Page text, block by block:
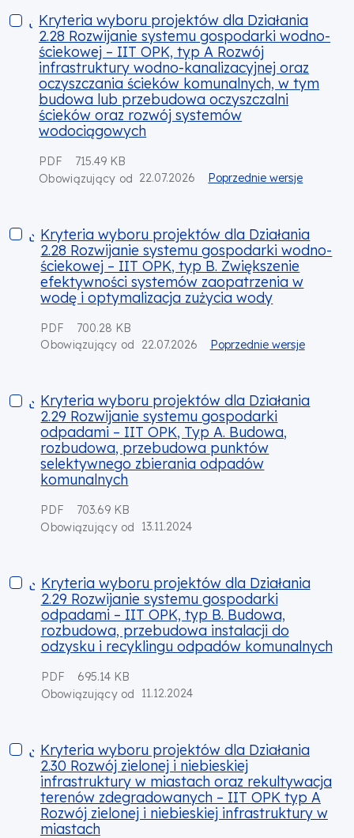
Kryteria wyboru projektów dla Działania 2.28 Rozwijanie
Kryteria wyboru projektów dla Działania
2.28 Rozwijanie systemu gospodarki wodno-
ściekowej – IIT OPK, typ A Rozwój
infrastruktury wodno-kanalizacyjnej oraz
oczyszczania ścieków komunalnych, w tym
budowa lub przebudowa oczyszczalni
ścieków oraz rozwój systemów
wodociągowych
PDF
715.49 KB
Obowiązujący od 22.07.2026 Poprzednie wersje
Kryteria wyboru projektów dla Działania 2.28 Rozwijanie
Kryteria wyboru projektów dla Działania
2.28 Rozwijanie systemu gospodarki wodno-
ściekowej – IIT OPK, typ B. Zwiększenie
efektywności systemów zaopatrzenia w
wodę i optymalizacja zużycia wody
PDF
700.28 KB
Obowiązujący od
22.07.2026 Poprzednie wersje
Kryteria wyboru projektów dla Działania 2.29 Rozwijanie
Kryteria wyboru projektów dla Działania
2.29 Rozwijanie systemu gospodarki
odpadami – IIT OPK, Typ A. Budowa,
rozbudowa, przebudowa punktów
selektywnego zbierania odpadów
komunalnych
PDF
703.69 KB
Obowiązujący od
13.11.2024
Kryteria wyboru projektów dla Działania 2.29 Rozwijanie
Kryteria wyboru projektów dla Działania
2.29 Rozwijanie systemu gospodarki
odpadami – IIT OPK, typ B. Budowa,
rozbudowa, przebudowa instalacji do
odzysku i recyklingu odpadów komunalnych
PDF
695.14 KB
Obowiązujący od
11.12.2024
Kryteria wyboru projektów dla Działania 2.30 Rozwój
Kryteria wyboru projektów dla Działania
2.30 Rozwój zielonej i niebieskiej
infrastruktury w miastach oraz rekultywacja
terenów zdegradowanych – IIT OPK typ A
Rozwój zielonej i niebieskiej infrastruktury w
miastach